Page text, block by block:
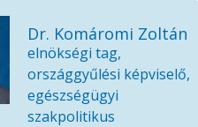
Dr. Komáromi Zoltán
elnökségi tag,
országgyűlési képviselő,
egészségügyi
szakpolitikus